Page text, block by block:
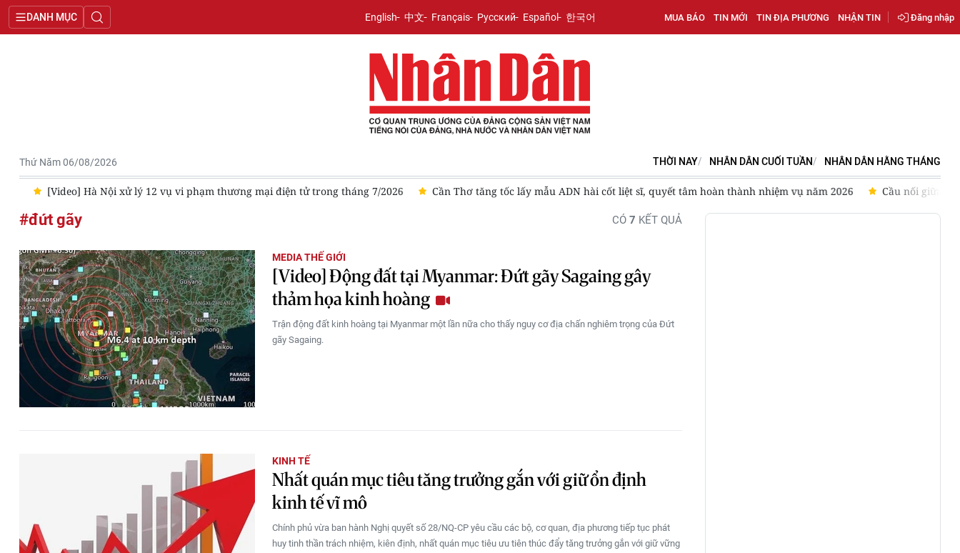
DANH MỤC English 中文 Français Русский Español 한국어 MUA BÁO TIN MỚI TIN ĐỊA PHƯƠNG NHẬN TIN Đăng nhập
Thứ Năm 06/08/2026 THỜI NAY NHÂN DÂN CUỐI TUẦN NHÂN DÂN HẰNG THÁNG
[Video] Hà Nội xử lý 12 vụ vi phạm thương mại điện tử trong tháng 7/2026 Cần Thơ tăng tốc lấy mẫu ADN hài cốt liệt sĩ, quyết tâm hoàn thành nhiệm vụ năm 2026 Cầu nối giữa
#đứt gãy CÓ 7 KẾT QUẢ
MEDIA THẾ GIỚI
[Video] Động đất tại Myanmar: Đứt gãy Sagaing gây
thảm họa kinh hoàng
Trận động đất kinh hoàng tại Myanmar một lần nữa cho thấy nguy cơ địa chấn nghiêm trọng của Đứt
gãy Sagaing.
KINH TẾ
Nhất quán mục tiêu tăng trưởng gắn với giữ ổn định
kinh tế vĩ mô
Chính phủ vừa ban hành Nghị quyết số 28/NQ-CP yêu cầu các bộ, cơ quan, địa phương tiếp tục phát
huy tinh thần trách nhiệm, kiên định, nhất quán mục tiêu ưu tiên thúc đẩy tăng trưởng gắn với giữ vững